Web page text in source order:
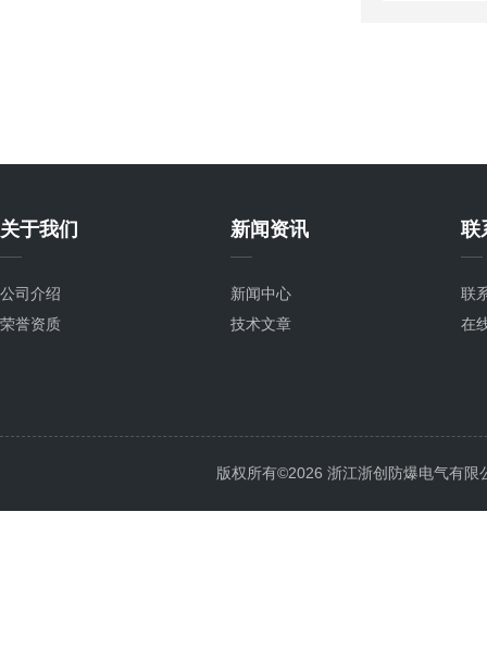
关于我们
公司介绍
荣誉资质
新闻资讯
新闻中心
技术文章
联
联
在
版权所有©2026 浙江浙创防爆电气有